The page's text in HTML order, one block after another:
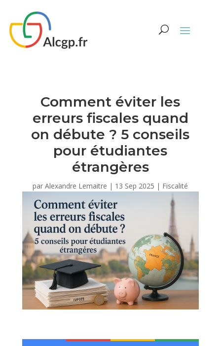
Comment éviter les
erreurs fiscales quand
on débute ? 5 conseils
pour étudiantes
étrangères
parAlexandre Lemaitre | 13 Sep 2025 | Fiscalité